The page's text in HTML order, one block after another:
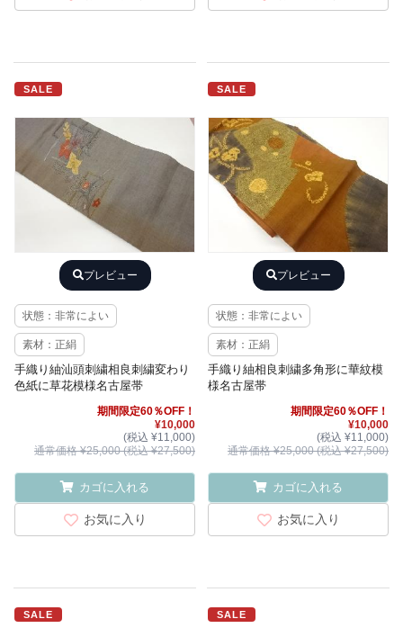
SALE
プレビュー
状態：非常によい
素材：正絹
手織り紬汕頭刺繍相良刺繍変わり
色紙に草花模様名古屋帯
期間限定60％OFF！
¥10,000
(税込 ¥11,000)
通常価格 ¥25,000 (税込 ¥27,500)
カゴに入れる
お気に入り
SALE
プレビュー
状態：非常によい
素材：正絹
手織り紬相良刺繍多角形に華紋模
様名古屋帯
期間限定60％OFF！
¥10,000
(税込 ¥11,000)
通常価格 ¥25,000 (税込 ¥27,500)
カゴに入れる
お気に入り
SALE SALE